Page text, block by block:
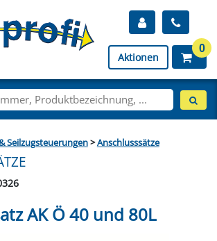
Aktionen
0
Seilzugsteuerungen>Anschlusssätze
AK Ö 40 und 80L